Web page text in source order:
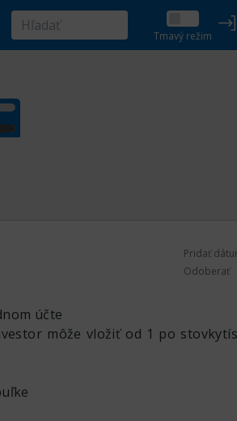
Tmavý režim
Pridať
Odoberať
účte
môže vložiť od 1 po